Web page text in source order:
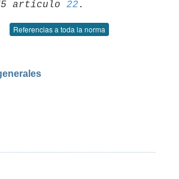
artículo 22
Referencias a toda la norma